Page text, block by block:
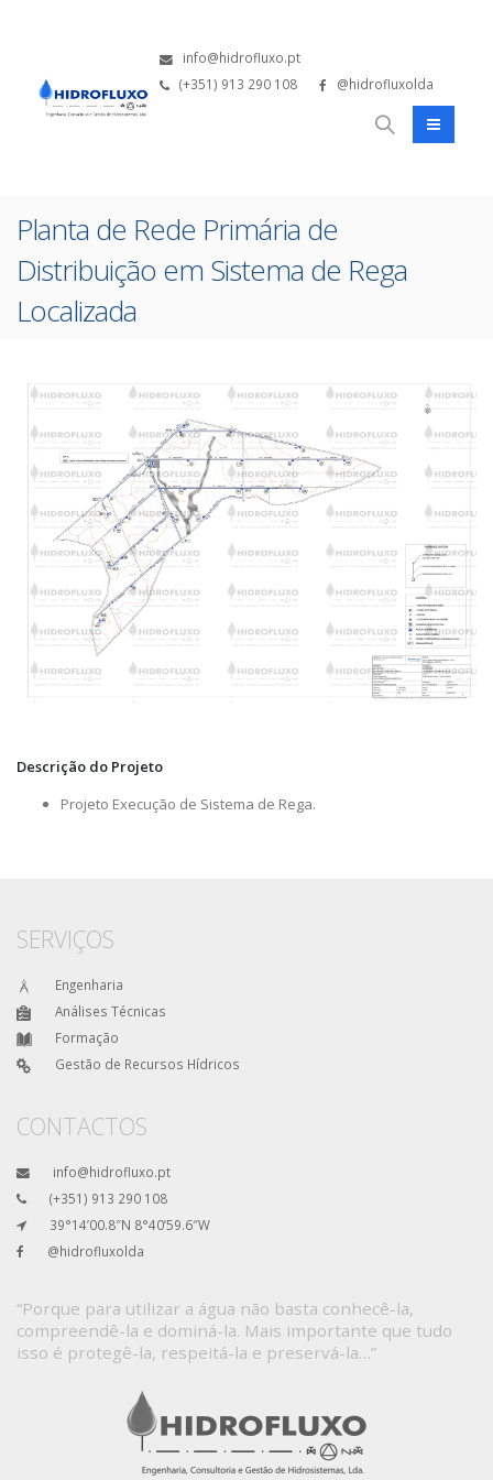
info@hidrofluxo.pt
(+351) 913 290 108
@hidrofluxolda
Planta de Rede Primária de
Distribuição em Sistema de Rega
Localizada
Descrição do Projeto
Projeto Execução de Sistema de Rega.
SERVIÇOS
Engenharia
Análises Técnicas
Formação
Gestão de Recursos Hídricos
CONTACTOS
info@hidrofluxo.pt
(+351) 913 290 108
39°14’00.8″N 8°40’59.6″W
@hidrofluxolda
“Porque para utilizar a água não basta conhecê-la,
compreendê-la e dominá-la. Mais importante que tudo
isso é protegê-la, respeitá-la e preservá-la…”